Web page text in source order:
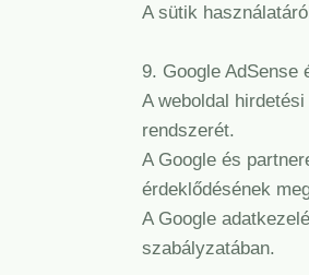
A sütik
9. Google AdSense
A weboldal
rendszerét.
A Google és
érdeklődésének
A Google
szabályzatában.